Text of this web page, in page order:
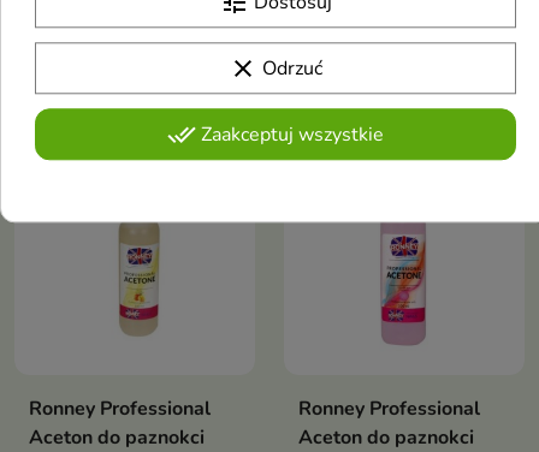
Idealna propozycja dla
melonowym zapachu
5,26 zł
Obecnie brak na stanie favorite_border
Ronney Professional
Aceton do paznokci
Obecnie brak na stanie favorite_border
Ronney Professional
Aceton do paznokci
clear Odrzuć
done_allZaakceptuj wszystkie